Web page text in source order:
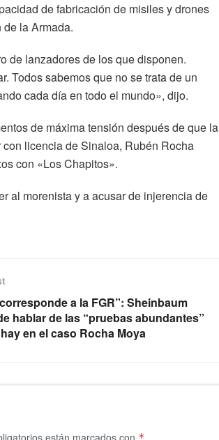
de fabricación de misiles y drones
la Armada.
de lanzadores de los que disponen.
Todos sabemos que no se trata de un
cada día en todo el mundo», dijo.
de máxima tensión después de que la
licencia de Sinaloa, Rubén Rocha
con «Los Chapitos».
al morenista y a acusar de injerencia de
a la FGR”: Sheinbaum
hablar de las “pruebas abundantes”
en el caso Rocha Moya